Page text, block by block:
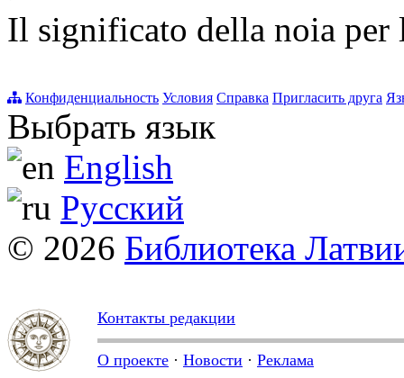
Il significato della noia
Конфиденциальность Условия Справка Пригласить друга
Выбрать язык
English
Русский
© 2026 Библиотека
Контакты редакции
О проекте · Новости · Реклама